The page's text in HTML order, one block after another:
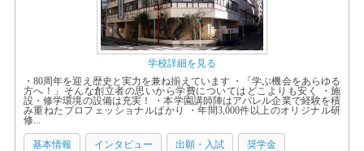
学校詳細を見る
・80周年を迎え歴史と実力を兼ね揃えています ・「学ぶ機会をあらゆる
方へ！」そんな創立者の思いから学費についてはどこよりも安く ・施
設・修学環境の設備は充実！ ・本学園講師陣はアパレル企業で経験を積
み重ねたプロフェッショナルばかり ・年間3,000件以上のオリジナル研
修...
基本情報 インタビュー 出願・入試 奨学金